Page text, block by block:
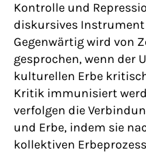
Kontrolle und
diskursives
Gegenwärtig wird von
gesprochen, wenn der
kulturellen Erbe
Kritik immunisiert
verfolgen die
und Erbe, indem sie
kollektiven